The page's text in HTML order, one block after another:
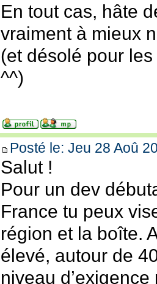
En tout cas, hâte
vraiment à mieux
(et désolé pour
^^)
Posté le: Jeu 28 Aoû
Salut !
Pour un dev
France tu peux
région et la boîte.
élevé, autour de
niveau